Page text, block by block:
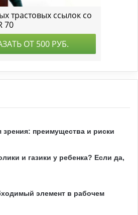
зрения: преимущества и риски
и газики у ребенка? Если да,
элемент в рабочем